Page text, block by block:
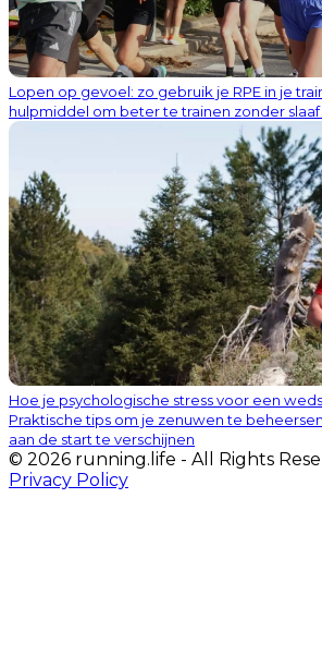
Lopen op gevoel: zo gebruik je RPE in je
hulpmiddel om beter te trainen zonder
Hoe je psychologische stress voor een
Praktische tips om je zenuwen te
aan de start te verschijnen
© 2026 running.life - All Rights
Privacy Policy